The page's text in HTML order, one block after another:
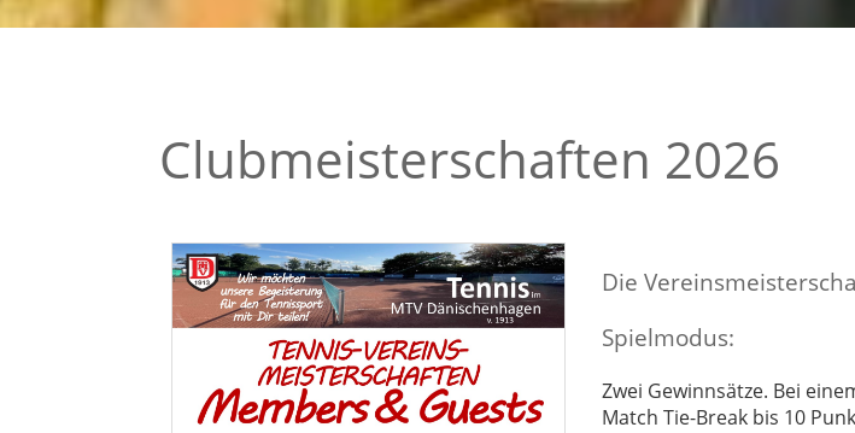
Clubmeisterschaften 2026
Die
Spielmodus:
Zwei Gewinnsätze. Bei
Match Tie-Break bis 10